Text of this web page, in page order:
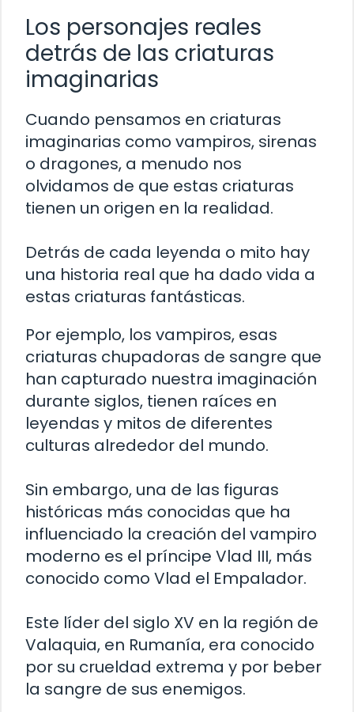
Los personajes reales
detrás de las criaturas
imaginarias
Cuando pensamos en criaturas
imaginarias como vampiros, sirenas
o dragones, a menudo nos
olvidamos de que estas criaturas
tienen un origen en la realidad.
Detrás de cada leyenda o mito hay
una historia real que ha dado vida a
estas criaturas fantásticas.
Por ejemplo, los vampiros, esas
criaturas chupadoras de sangre que
han capturado nuestra imaginación
durante siglos, tienen raíces en
leyendas y mitos de diferentes
culturas alrededor del mundo.
Sin embargo, una de las figuras
históricas más conocidas que ha
influenciado la creación del vampiro
moderno es el príncipe Vlad III, más
conocido como Vlad el Empalador.
Este líder del siglo XV en la región de
Valaquia, en Rumanía, era conocido
por su crueldad extrema y por beber
la sangre de sus enemigos.